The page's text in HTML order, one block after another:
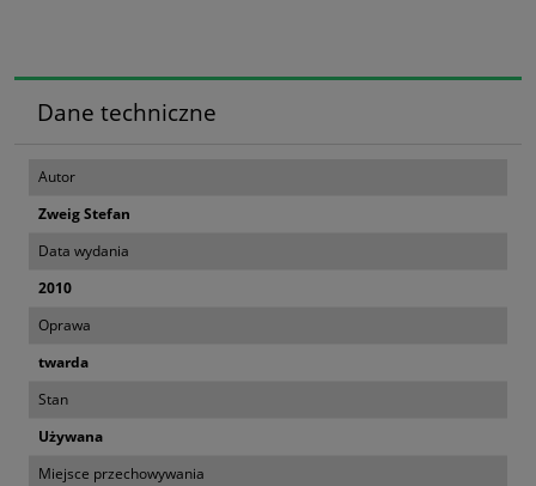
Dane techniczne
Autor
Zweig Stefan
Data wydania
2010
Oprawa
twarda
Stan
Używana
Miejsce przechowywania